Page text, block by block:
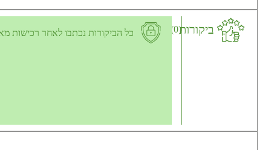
ביקורות(0) כל הביקורות נכתבו לאחר רכישות